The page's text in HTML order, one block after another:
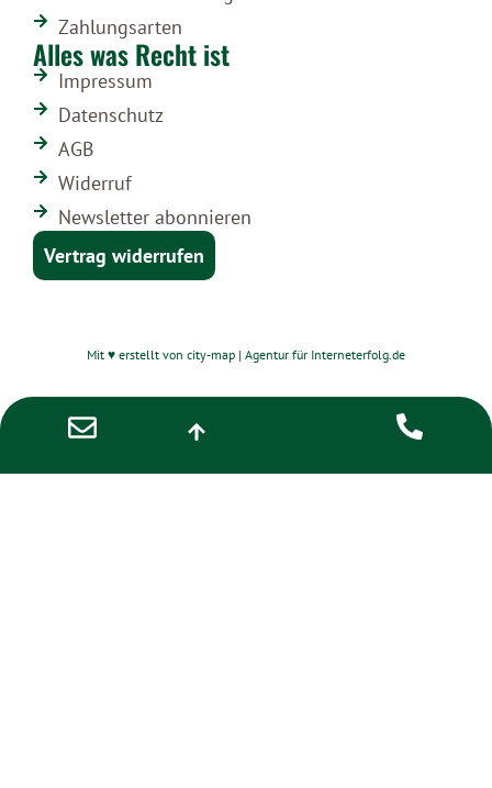
Zahlungsarten
Alles was Recht ist
Impressum
Datenschutz
AGB
Widerruf
Newsletter abonnieren
Vertrag widerrufen
Mit ♥ erstellt von city-map | Agentur für Interneterfolg.de